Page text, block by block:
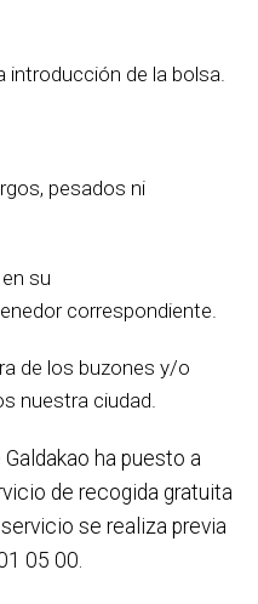
introducción de la bolsa.
pesados ni
su
correspondiente.
de los buzones y/o
nuestra ciudad.
ha puesto a
de recogida gratuita
se realiza previa
05 00.